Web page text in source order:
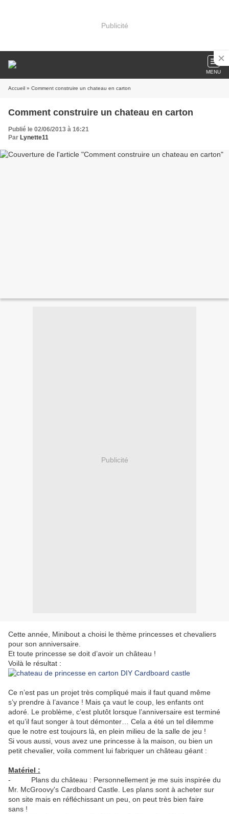
Publicité
MENU
Accueil » Comment construire un chateau en carton
Comment construire un chateau en carton
Publié le 02/06/2013 à 16:21
Par Lynette11
Publicité
Cette année, Minibout a choisi le thème princesses et chevaliers
pour son anniversaire.
Et toute princesse se doit d’avoir un château !
Voilà le résultat :
Ce n’est pas un projet très compliqué mais il faut quand même
s’y prendre à l’avance ! Mais ça vaut le coup, les enfants ont
adoré. Le problème, c’est plutôt lorsque l’anniversaire est terminé
et qu’il faut songer à tout démonter… Cela a été un tel dilemme
que le notre est toujours là, en plein milieu de la salle de jeu !
Si vous aussi, vous avez une princesse à la maison, ou bien un
petit chevalier, voila comment lui fabriquer un château géant :
Matériel :
- Plans du château : Personnellement je me suis inspirée du
Mr. McGroovy's Cardboard Castle. Les plans sont à acheter sur
son site mais en réfléchissant un peu, on peut très bien faire
sans !